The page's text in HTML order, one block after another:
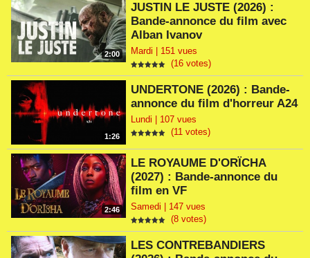
2:00
JUSTIN LE JUSTE (2026) :
Bande-annonce du film avec
Alban Ivanov
Mardi | 151 vues
(16 votes)
1:26
UNDERTONE (2026) : Bande-
annonce du film d'horreur A24
Lundi | 107 vues
(11 votes)
2:46
LE ROYAUME D'ORÏCHA
(2027) : Bande-annonce du
film en VF
Samedi | 147 vues
(8 votes)
LES CONTREBANDIERS